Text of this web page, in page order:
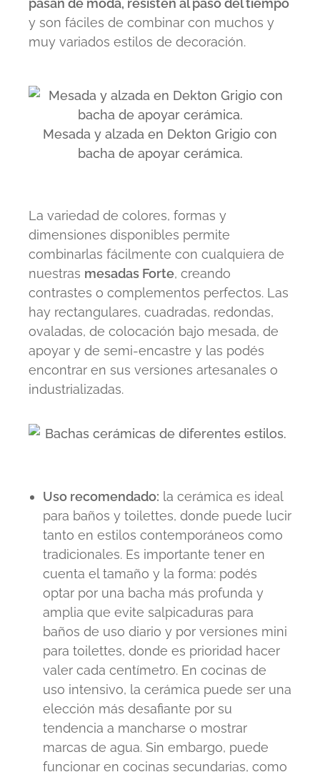
y son fáciles de combinar con muchos y
muy variados estilos de decoración.
Mesada y alzada en Dekton Grigio con
bacha de apoyar cerámica.
La variedad de colores, formas y
dimensiones disponibles permite
combinarlas fácilmente con cualquiera de
nuestras mesadas Forte, creando
contrastes o complementos perfectos. Las
hay rectangulares, cuadradas, redondas,
ovaladas, de colocación bajo mesada, de
apoyar y de semi-encastre y las podés
encontrar en sus versiones artesanales o
industrializadas.
Uso recomendado: la cerámica es ideal
para baños y toilettes, donde puede lucir
tanto en estilos contemporáneos como
tradicionales. Es importante tener en
cuenta el tamaño y la forma: podés
optar por una bacha más profunda y
amplia que evite salpicaduras para
baños de uso diario y por versiones mini
para toilettes, donde es prioridad hacer
valer cada centímetro. En cocinas de
uso intensivo, la cerámica puede ser una
elección más desafiante por su
tendencia a mancharse o mostrar
marcas de agua. Sin embargo, puede
funcionar en cocinas secundarias, como